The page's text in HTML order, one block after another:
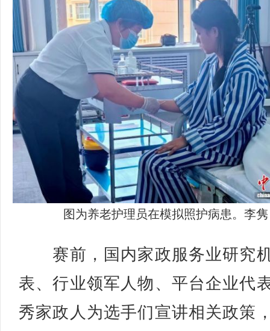
图为养老护理员在模拟照护病患。李
赛前，国内家政服务业研究
表、行业领军人物、平台企业代
秀家政人为选手们宣讲相关政策